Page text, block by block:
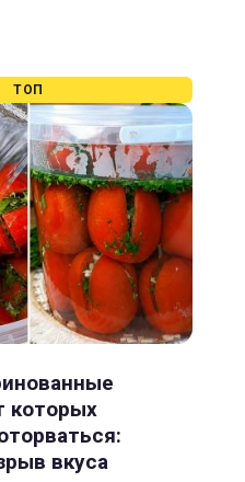
ТОП
которых
вкуса